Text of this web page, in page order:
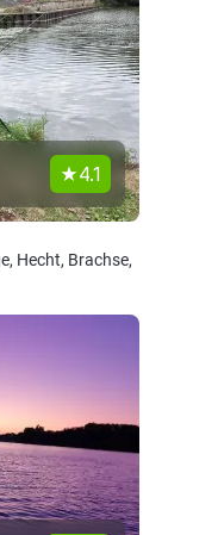
4.1
Hecht, Brachse,